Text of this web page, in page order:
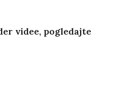
videe, pogledajte